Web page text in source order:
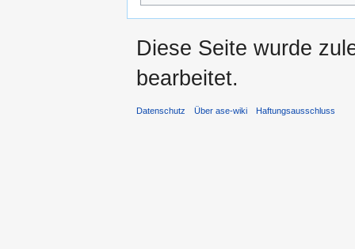
Diese Seite wurde
bearbeitet.
Datenschutz Über ase-wiki Haftungsausschluss